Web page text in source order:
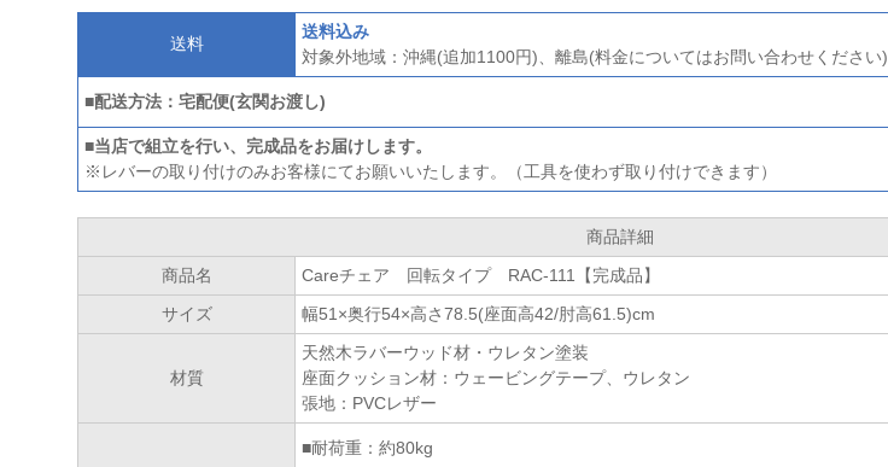
送料
送料込み
対象外地域：沖縄(追加1100円)、離島(料金についてはお問い合わせください)
■配送方法：宅配便(玄関お渡し)
■当店で組立を行い、完成品をお届けします。
※レバーの取り付けのみお客様にてお願いいたします。（工具を使わず取り付けできます）
商品詳細
商品名
Careチェア 回転タイプ RAC-111【完成品】
サイズ
幅51×奥行54×高さ78.5(座面高42/肘高61.5)cm
材質
天然木ラバーウッド材・ウレタン塗装
座面クッション材：ウェービングテープ、ウレタン
張地：PVCレザー
■耐荷重：約80kg